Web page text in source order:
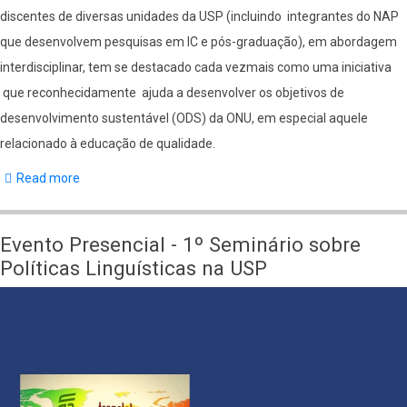
discentes de diversas unidades da USP (incluindo integrantes do NAP
que desenvolvem pesquisas em IC e pós-graduação), em abordagem
interdisciplinar, tem se destacado cada vezmais como uma iniciativa
que reconhecidamente ajuda a desenvolver os objetivos de
desenvolvimento sustentável (ODS) da ONU, em especial aquele
relacionado à educação de qualidade.
Read more
Refugiados
Consolida
Evento Presencial - 1º Seminário sobre
Políticas Linguísticas na USP